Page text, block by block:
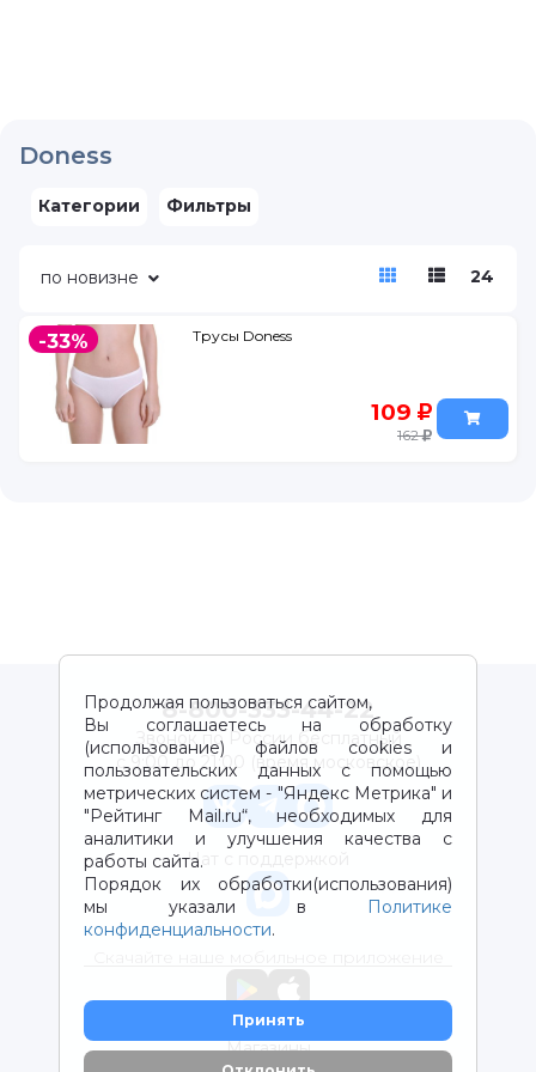
Doness
Категории Фильтры
по новизне 24
-33% Трусы Doness
109
162
Продолжая пользоваться сайтом,
Вы соглашаетесь на обработку
(использование) файлов cookies и
пользовательских данных с помощью
метрических систем - "Яндекс Метрика" и
"Рейтинг Mail.ru“, необходимых для
аналитики и улучшения качества с
работы сайта.
Порядок их обработки(использования)
мы указали в
Политике
конфиденциальности.
Принять
8-800-333-44-22
Звонок по России бесплатный
с 9:00 до 21:00 (время московское)
Чат с поддержкой
Магазины